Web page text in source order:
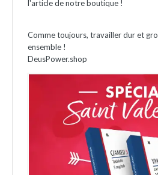
l'article de notre boutique !
Comme toujours, travailler dur et
ensemble !
DeusPower.shop